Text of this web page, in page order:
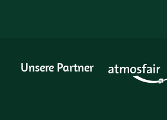
Unsere Partner